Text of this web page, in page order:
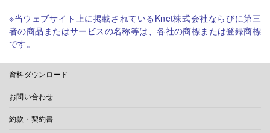
※当ウェブサイト上に掲載されているKnet株式会社ならびに第三
者の商品またはサービスの名称等は、各社の商標または登録商標
です。
資料ダウンロード
お問い合わせ
約款・契約書